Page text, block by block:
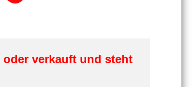
verkauft und steht